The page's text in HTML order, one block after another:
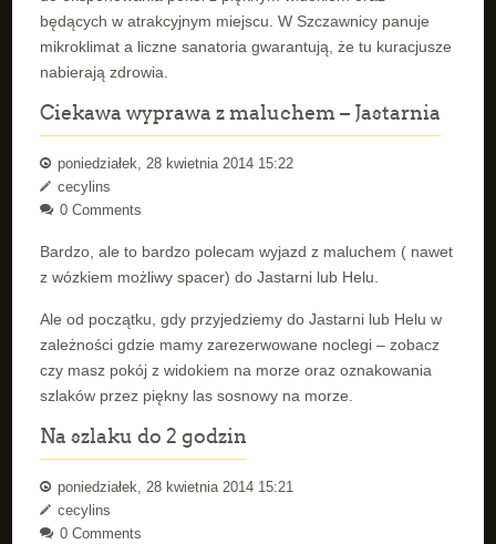
będących w atrakcyjnym miejscu. W Szczawnicy panuje
mikroklimat a liczne sanatoria gwarantują, że tu kuracjusze
nabierają zdrowia.
Ciekawa wyprawa z maluchem – Jastarnia
poniedziałek, 28 kwietnia 2014 15:22
cecylins
0 Comments
Bardzo, ale to bardzo polecam wyjazd z maluchem ( nawet
z wózkiem możliwy spacer) do Jastarni lub Helu.
Ale od początku, gdy przyjedziemy do Jastarni lub Helu w
zależności gdzie mamy zarezerwowane noclegi – zobacz
czy masz pokój z widokiem na morze oraz oznakowania
szlaków przez piękny las sosnowy na morze.
Na szlaku do 2 godzin
poniedziałek, 28 kwietnia 2014 15:21
cecylins
0 Comments